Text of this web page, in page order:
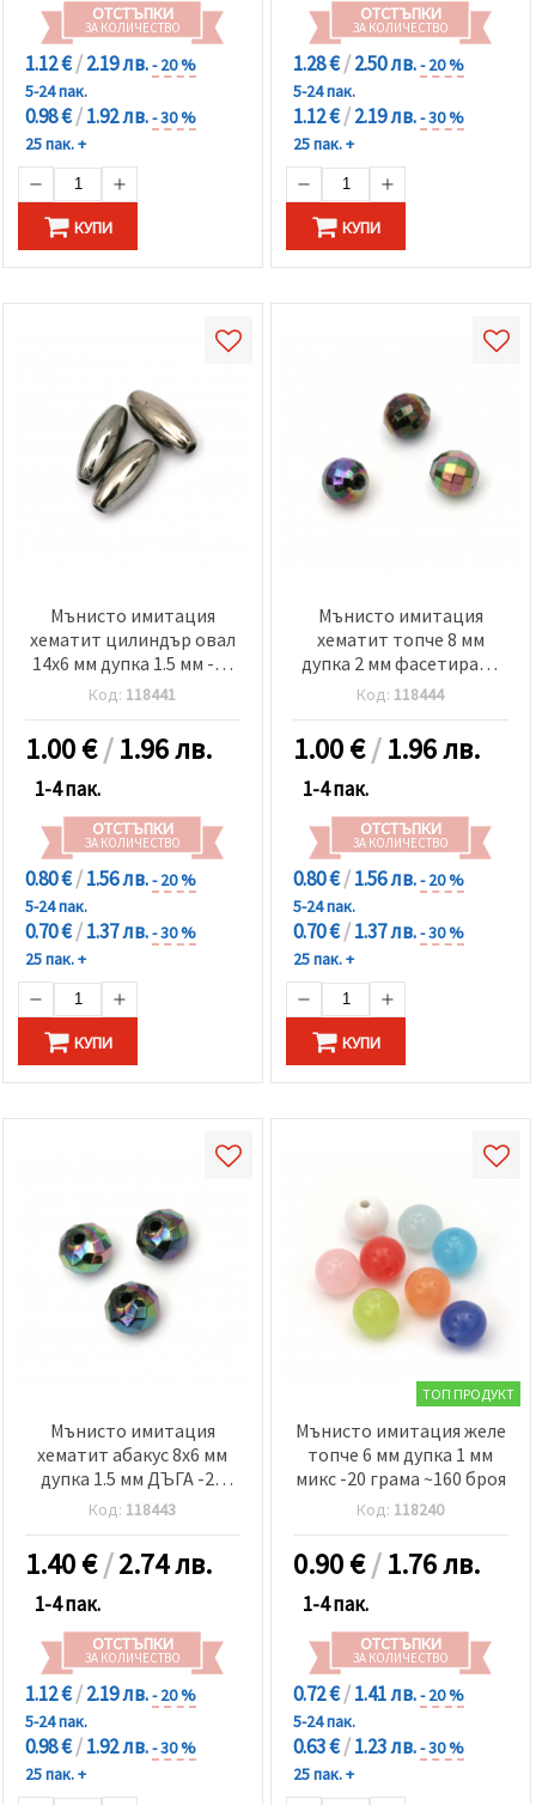
ОТСТЪПКИ
ЗА КОЛИЧЕСТВО
1.12 €/2.19 лв.- 20 %
5-24 пак.
0.98 €/1.92 лв.- 30 %
25 пак. +
КУПИ
ОТСТЪПКИ
ЗА КОЛИЧЕСТВО
1.28 €/2.50 лв.- 20 %
5-24 пак.
1.12 €/2.19 лв.- 30 %
25 пак. +
КУПИ
Мънисто имитация
хематит цилиндър овал
14x6 мм дупка 1.5 мм -20
грама ~78 броя
Код: 118441
1.00€/1.96 лв.
1-4 пак.
ОТСТЪПКИ
ЗА КОЛИЧЕСТВО
0.80 €/1.56 лв.- 20 %
5-24 пак.
0.70 €/1.37 лв.- 30 %
25 пак. +
КУПИ
Мънисто имитация
хематит топче 8 мм
дупка 2 мм фасетирано
ДЪГА -20 грама ~80 броя
Код: 118444
1.00€/1.96 лв.
1-4 пак.
ОТСТЪПКИ
ЗА КОЛИЧЕСТВО
0.80 €/1.56 лв.- 20 %
5-24 пак.
0.70 €/1.37 лв.- 30 %
25 пак. +
КУПИ
Мънисто имитация
хематит абакус 8x6 мм
дупка 1.5 мм ДЪГА -20
грама ~130 броя
Код: 118443
1.40€/2.74 лв.
1-4 пак.
ОТСТЪПКИ
ЗА КОЛИЧЕСТВО
1.12 €/2.19 лв.- 20 %
5-24 пак.
0.98 €/1.92 лв.- 30 %
25 пак. +
ТОП ПРОДУКТ
Мънисто имитация желе
топче 6 мм дупка 1 мм
микс -20 грама ~160 броя
Код: 118240
0.90€/1.76 лв.
1-4 пак.
ОТСТЪПКИ
ЗА КОЛИЧЕСТВО
0.72 €/1.41 лв.- 20 %
5-24 пак.
0.63 €/1.23 лв.- 30 %
25 пак. +